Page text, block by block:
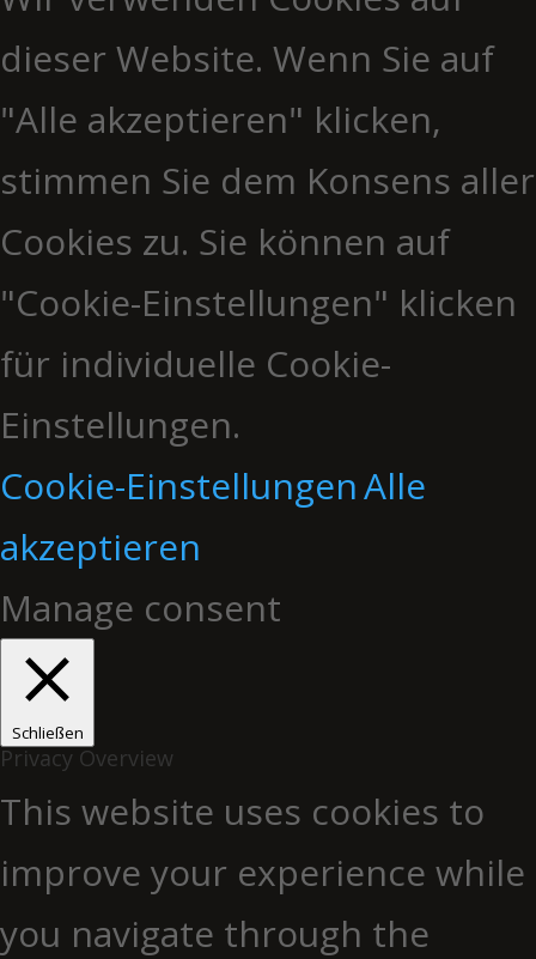
dieser Website. Wenn Sie auf
"Alle akzeptieren" klicken,
stimmen Sie dem Konsens aller
Cookies zu. Sie können auf
"Cookie-Einstellungen" klicken
für individuelle Cookie-
Einstellungen.
Cookie-EinstellungenAlle
akzeptieren
Manage consent
Schließen
Privacy Overview
This website uses cookies to
improve your experience while
you navigate through the